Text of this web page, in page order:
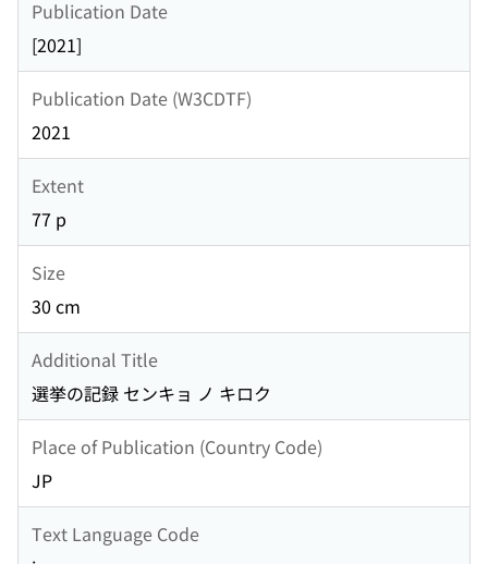
Publication Date
[2021]
Publication Date (W3CDTF)
2021
Extent
77 p
Size
30 cm
Additional Title
選挙の記録 センキョ ノ キロク
Place of Publication (Country Code)
JP
Text Language Code